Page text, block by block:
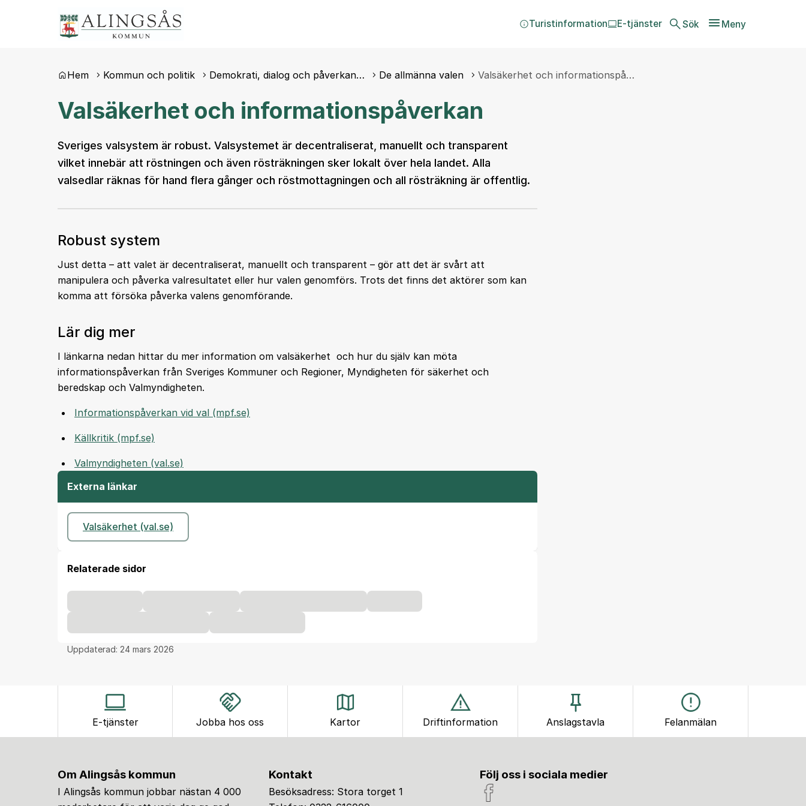
Sök Meny
Turistinformation E-tjänster
Du är här:
Hem Kommun och politik Demokrati, dialog och påverkan… De allmänna valen Valsäkerhet och informationspå…
Valsäkerhet och informationspåverkan
Sveriges valsystem är robust. Valsystemet är decentraliserat, manuellt och transparent
vilket innebär att röstningen och även rösträkningen sker lokalt över hela landet. Alla
valsedlar räknas för hand flera gånger och röstmottagningen och all rösträkning är offentlig.
Robust system
Just detta – att valet är decentraliserat, manuellt och transparent – gör att det är svårt att
manipulera och påverka valresultatet eller hur valen genomförs. Trots det finns det aktörer som kan
komma att försöka påverka valens genomförande.
Lär dig mer
I länkarna nedan hittar du mer information om valsäkerhet och hur du själv kan möta
informationspåverkan från Sveriges Kommuner och Regioner, Myndigheten för säkerhet och
beredskap och Valmyndigheten.
Informationspåverkan vid val (mpf.se)
Källkritik (mpf.se)
Valmyndigheten (val.se)
Externa länkar
Valsäkerhet (val.se)
Relaterade sidor
Uppdaterad: 24 mars 2026
E-tjänster Jobba hos oss Kartor Driftinformation Anslagstavla Felanmälan
Om Alingsås kommun
I Alingsås kommun jobbar nästan 4 000
Kontakt
Besöksadress: Stora torget 1
Följ oss i sociala medier